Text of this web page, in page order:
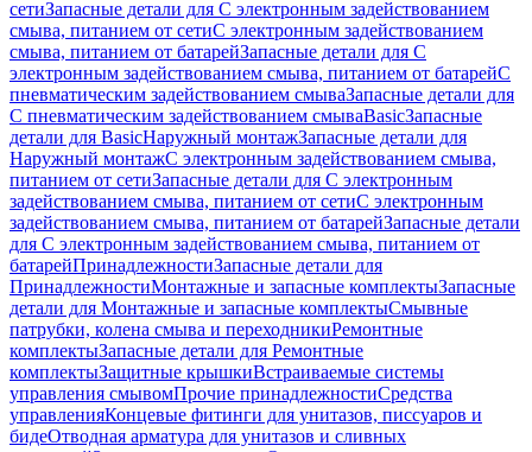
сетиЗапасные детали для С электронным задействованием
смыва, питанием от сетиС электронным задействованием
смыва, питанием от батарейЗапасные детали для С
электронным задействованием смыва, питанием от батарейС
пневматическим задействованием смываЗапасные детали для
С пневматическим задействованием смываBasicЗапасные
детали для BasicНаружный монтажЗапасные детали для
Наружный монтажС электронным задействованием смыва,
питанием от сетиЗапасные детали для С электронным
задействованием смыва, питанием от сетиС электронным
задействованием смыва, питанием от батарейЗапасные детали
для С электронным задействованием смыва, питанием от
батарейПринадлежностиЗапасные детали для
ПринадлежностиМонтажные и запасные комплектыЗапасные
детали для Монтажные и запасные комплектыСмывные
патрубки, колена смыва и переходникиРемонтные
комплектыЗапасные детали для Ремонтные
комплектыЗащитные крышкиВстраиваемые системы
управления смывомПрочие принадлежностиСредства
управленияКонцевые фитинги для унитазов, писсуаров и
бидеОтводная арматура для унитазов и сливных